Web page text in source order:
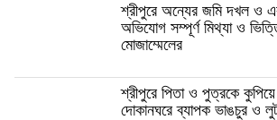
শ্রীপুরে অন্যের জমি দখল ও
অভিযোগ সম্পূর্ণ মিথ্যা ও
মোজাম্মেলের
শ্রীপুরে পিতা ও পুত্রকে কুপিয়ে
দোকানঘরে ব্যাপক ভাঙচুর ও